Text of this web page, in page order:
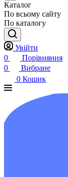
Каталог
По всьому сайту
По каталогу
Увійти
0
Порівняння
0
Вибране
0 Кошик